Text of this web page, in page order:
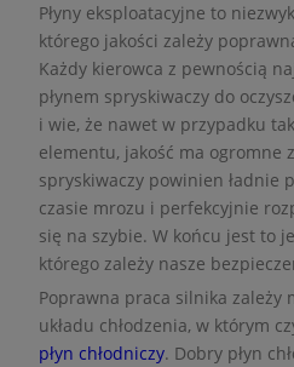
Płyny eksploatacyjne to
którego jakości zależy
Każdy kierowca z pewnością
płynem spryskiwaczy do
i wie, że nawet w przypadku
elementu, jakość ma ogromne
spryskiwaczy powinien ładnie
czasie mrozu i perfekcyjnie
się na szybie. W końcu jest to
którego zależy nasze
Poprawna praca silnika zależy
układu chłodzenia, w którym
płyn chłodniczy. Dobry płyn